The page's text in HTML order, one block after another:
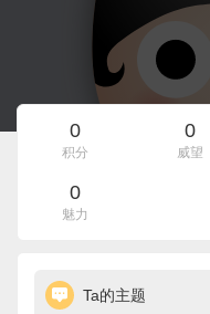
0
积分
0
威望
0
魅力
Ta的主题